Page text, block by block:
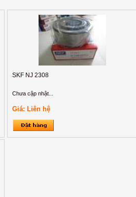
SKF NJ 2308
Chưa cập nhật...
Giá: Liên hệ